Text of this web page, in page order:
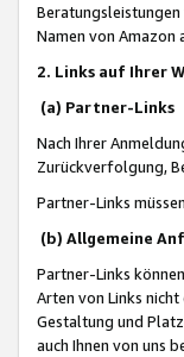
Namen von Amazon
2. Links auf Ihrer
(a) Partner-Links
Nach Ihrer
Zurückverfolgung,
Partner-Links
(b) Allgemeine
Partner-Links
Arten von Links
Gestaltung und
auch Ihnen von uns